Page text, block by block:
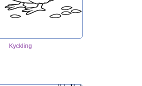
Kyckling